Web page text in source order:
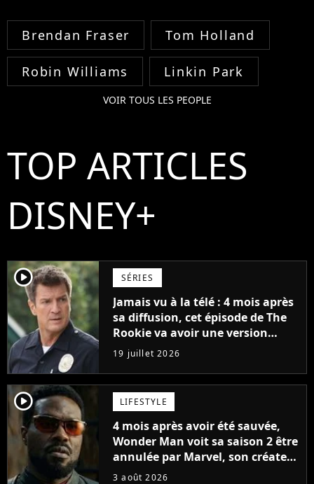
Brendan Fraser Tom Holland
Robin Williams Linkin Park
VOIR TOUS LES PEOPLE
TOP ARTICLES
DISNEY+
player2 SÉRIES
Jamais vu à la télé : 4 mois après
sa diffusion, cet épisode de The
Rookie va avoir une version
longue en streaming
19 juillet 2026
player2 LIFESTYLE
4 mois après avoir été sauvée,
Wonder Man voit sa saison 2 être
annulée par Marvel, son créateur
sort du silence : "Les contrats
3 août 2026